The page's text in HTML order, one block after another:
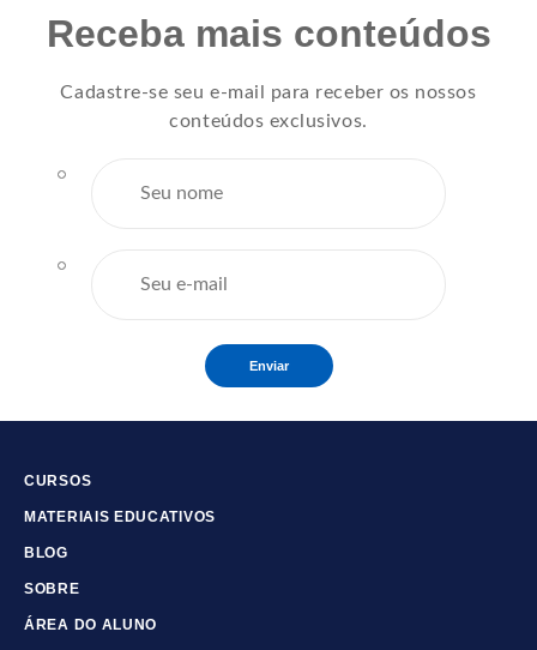
Receba mais conteúdos
Cadastre-se seu e-mail para receber os nossos
conteúdos exclusivos.
Enviar
CURSOS
MATERIAIS EDUCATIVOS
BLOG
SOBRE
ÁREA DO ALUNO